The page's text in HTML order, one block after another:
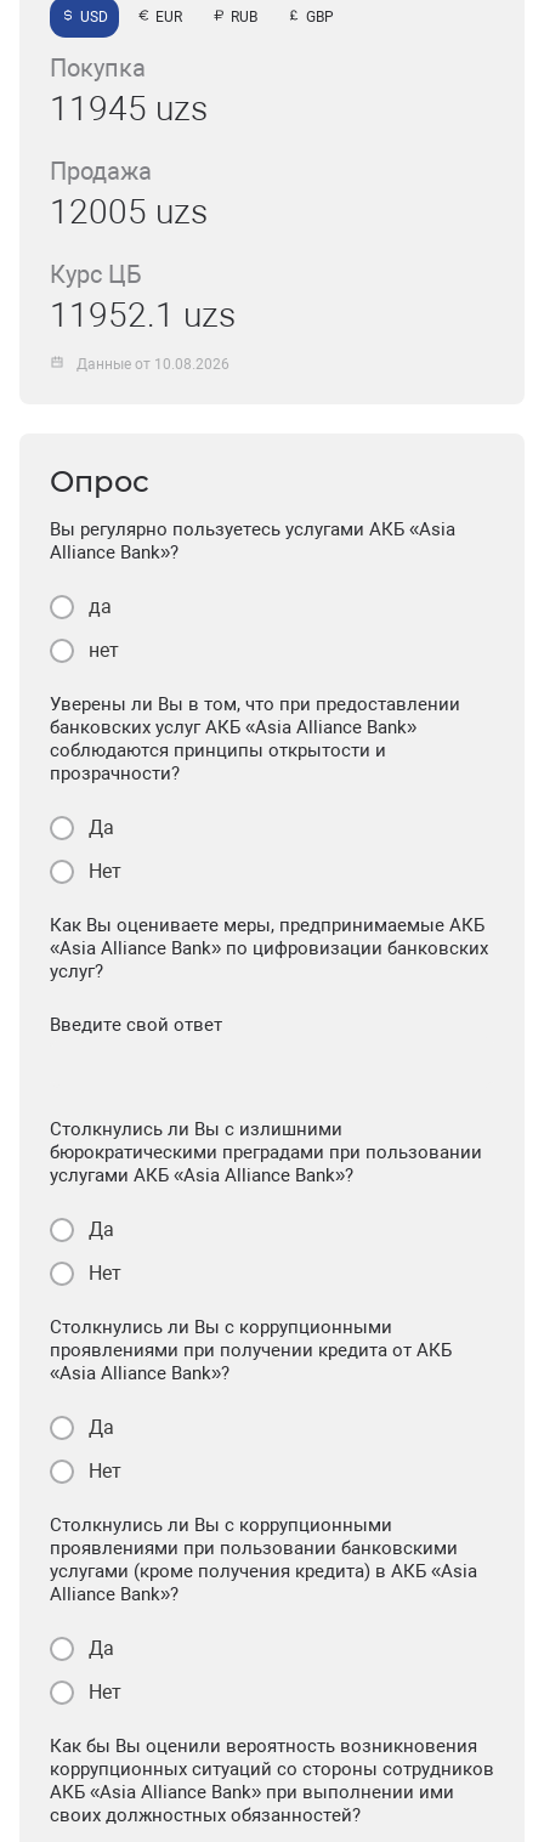
USD EUR RUB GBP
Покупка
11945 uzs
Продажа
12005 uzs
Курс ЦБ
11952.1 uzs
Данные от 10.08.2026
Опрос
Вы регулярно пользуетесь услугами АКБ «Asia
Alliance Bank»?
да
нет
Уверены ли Вы в том, что при предоставлении
банковских услуг АКБ «Asia Alliance Bank»
соблюдаются принципы открытости и
прозрачности?
Да
Нет
Как Вы оцениваете меры, предпринимаемые АКБ
«Asia Alliance Bank» по цифровизации банковских
услуг?
Введите свой ответ
Столкнулись ли Вы с излишними
бюрократическими преградами при пользовании
услугами АКБ «Asia Alliance Bank»?
Да
Нет
Столкнулись ли Вы с коррупционными
проявлениями при получении кредита от АКБ
«Asia Alliance Bank»?
Да
Нет
Столкнулись ли Вы с коррупционными
проявлениями при пользовании банковскими
услугами (кроме получения кредита) в АКБ «Asia
Alliance Bank»?
Да
Нет
Как бы Вы оценили вероятность возникновения
коррупционных ситуаций со стороны сотрудников
АКБ «Asia Alliance Bank» при выполнении ими
своих должностных обязанностей?